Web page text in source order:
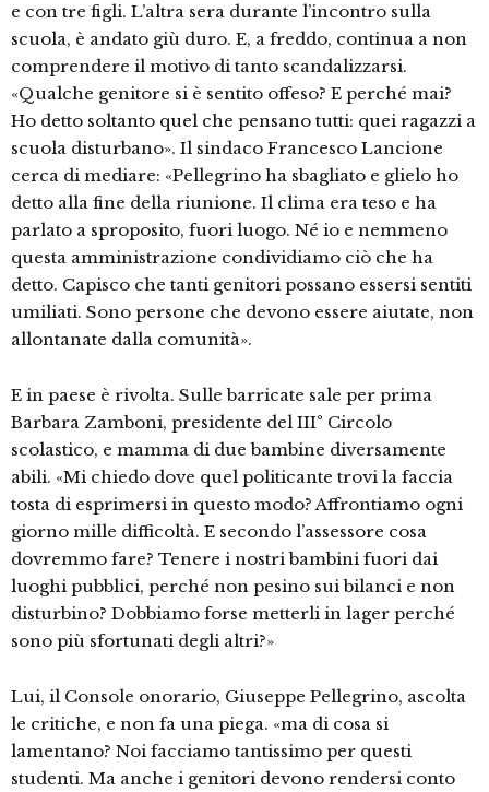
e con tre figli. L’altra sera durante l’incontro sulla
scuola, è andato giù duro. E, a freddo, continua a non
comprendere il motivo di tanto scandalizzarsi.
«Qualche genitore si è sentito offeso? E perché mai?
Ho detto soltanto quel che pensano tutti: quei ragazzi a
scuola disturbano». Il sindaco Francesco Lancione
cerca di mediare: «Pellegrino ha sbagliato e glielo ho
detto alla fine della riunione. Il clima era teso e ha
parlato a sproposito, fuori luogo. Né io e nemmeno
questa amministrazione condividiamo ciò che ha
detto. Capisco che tanti genitori possano essersi sentiti
umiliati. Sono persone che devono essere aiutate, non
allontanate dalla comunità».
E in paese è rivolta. Sulle barricate sale per prima
Barbara Zamboni, presidente del III° Circolo
scolastico, e mamma di due bambine diversamente
abili. «Mi chiedo dove quel politicante trovi la faccia
tosta di esprimersi in questo modo? Affrontiamo ogni
giorno mille difficoltà. E secondo l’assessore cosa
dovremmo fare? Tenere i nostri bambini fuori dai
luoghi pubblici, perché non pesino sui bilanci e non
disturbino? Dobbiamo forse metterli in lager perché
sono più sfortunati degli altri?»
Lui, il Console onorario, Giuseppe Pellegrino, ascolta
le critiche, e non fa una piega. «ma di cosa si
lamentano? Noi facciamo tantissimo per questi
studenti. Ma anche i genitori devono rendersi conto